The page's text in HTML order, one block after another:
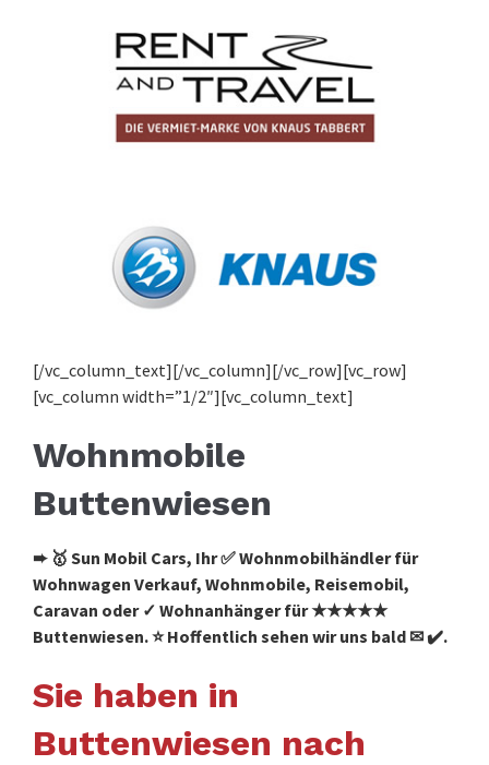
[/vc_column_text][/vc_column][/vc_row][vc_row]
[vc_column width=”1/2″][vc_column_text]
Wohnmobile
Buttenwiesen
➨ 🥇 Sun Mobil Cars, Ihr ✅ Wohnmobilhändler für
Wohnwagen Verkauf, Wohnmobile, Reisemobil,
Caravan oder ✓ Wohnanhänger für ★★★★★
Buttenwiesen. ⭐ Hoffentlich sehen wir uns bald ✉ ✔️.
Sie haben in
Buttenwiesen nach